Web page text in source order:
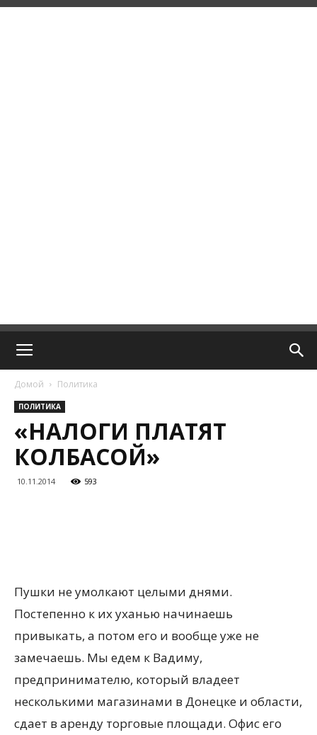
Домой Политика
ПОЛИТИКА
«НАЛОГИ ПЛАТЯТ
КОЛБАСОЙ»
10.11.2014 593
Пушки не умолкают целыми днями.
Постепенно к их уханью начинаешь
привыкать, а потом его и вообще уже не
замечаешь. Мы едем к Вадиму,
предпринимателю, который владеет
несколькими магазинами в Донецке и области,
сдает в аренду торговые площади. Офис его